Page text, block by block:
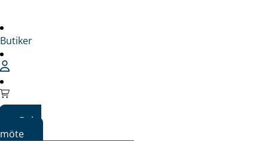
Butiker
Boka
möte